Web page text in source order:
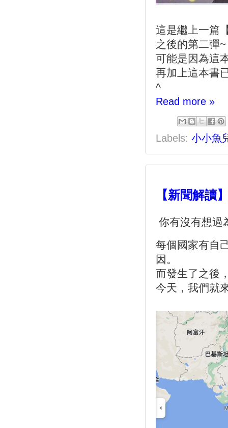
這是繼上一篇
之後的第二彈
可能是因為這
再加上這本書
^
Read more »
Labels: 小小魚
【新聞解讀
你有沒有想過
每個國家有自
因。
而發生了之後
今天，我們就